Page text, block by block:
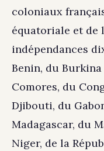
coloniaux
équatoriale et de
indépendances
Benin, du Burkina
Comores, du
Djibouti, du
Madagascar, du
Niger, de la